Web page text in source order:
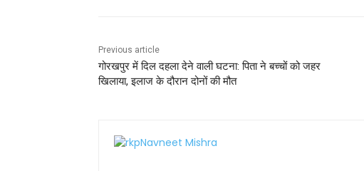
k
Previous article
गोरखपुर में दिल दहला देने वाली घटना: पिता ने बच्चों को जहर
खिलाया, इलाज के दौरान दोनों की मौत